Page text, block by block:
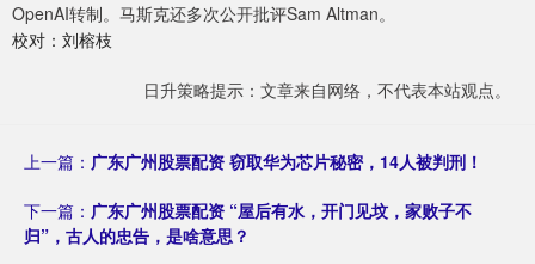
OpenAI转制。马斯克还多次公开批评Sam Altman。
校对：刘榕枝
日升策略提示：文章来自网络，不代表本站观点。
上一篇： 广东广州股票配资 窃取华为芯片秘密，14人被判刑！
下一篇： 广东广州股票配资 “屋后有水，开门见坟，家败子不
归”，古人的忠告，是啥意思？